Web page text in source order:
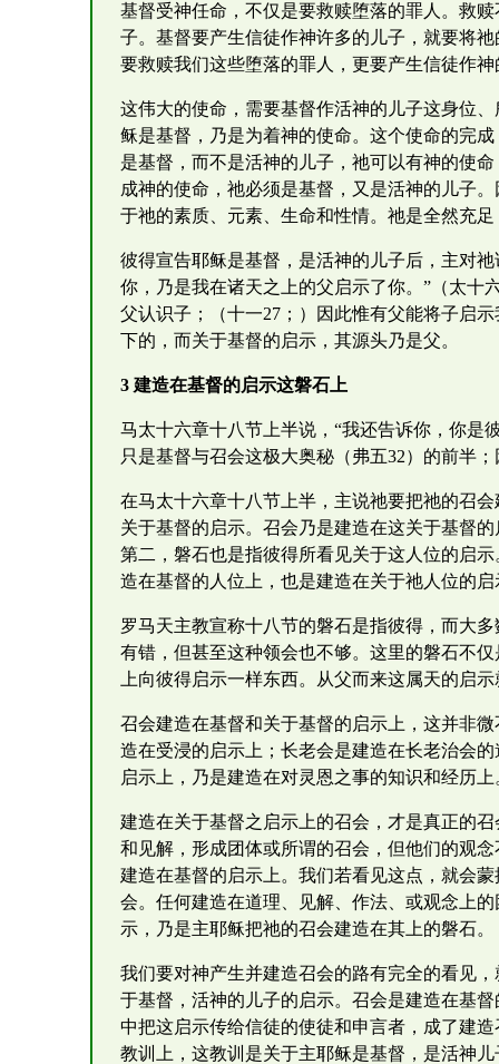
基督受神任命，不仅是要救赎堕落的罪人。救
子。基督要产生信徒作神许多的儿子，就要将
要救赎我们这些堕落的罪人，更要产生信徒作神
这伟大的使命，需要基督作活神的儿子这身位
稣是基督，乃是为着神的使命。这个使命的完
是基督，而不是活神的儿子，祂可以有神的使
成神的使命，祂必须是基督，又是活神的儿子
于祂的素质、元素、生命和性情。祂是全然充
彼得宣告耶稣是基督，是活神的儿子后，主对
你，乃是我在诸天之上的父启示了你。”（太十
父认识子；（十一27；）因此惟有父能将子启
下的，而关于基督的启示，其源头乃是父。
3 建造在基督的启示这磐石上
马太十六章十八节上半说，“我还告诉你，你是
只是基督与召会这极大奥秘（弗五32）的前半
在马太十六章十八节上半，主说祂要把祂的召
关于基督的启示。召会乃是建造在这关于基督
第二，磐石也是指彼得所看见关于这人位的启
造在基督的人位上，也是建造在关于祂人位的启
罗马天主教宣称十八节的磐石是指彼得，而大
有错，但甚至这种领会也不够。这里的磐石不
上向彼得启示一样东西。从父而来这属天的启
召会建造在基督和关于基督的启示上，这并非
造在受浸的启示上；长老会是建造在长老治会
启示上，乃是建造在对灵恩之事的知识和经历上
建造在关于基督之启示上的召会，才是真正的
和见解，形成团体或所谓的召会，但他们的观
建造在基督的启示上。我们若看见这点，就会
会。任何建造在道理、见解、作法、或观念上
示，乃是主耶稣把祂的召会建造在其上的磐石。
我们要对神产生并建造召会的路有完全的看见
于基督，活神的儿子的启示。召会是建造在基
中把这启示传给信徒的使徒和申言者，成了建
教训上，这教训是关于主耶稣是基督，是活神儿